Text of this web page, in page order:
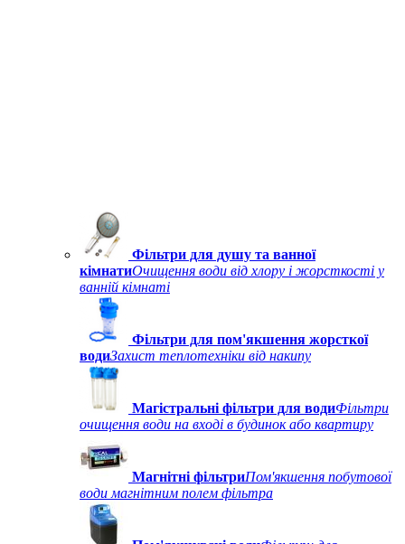
Фільтри для душу та ванної
кімнатиОчищення води від хлору і жорсткості у
ванній кімнаті
Фільтри для пом'якшення жорсткої
водиЗахист теплотехніки від накипу
Магістральні фільтри для водиФільтри
очищення води на вході в будинок або квартиру
Магнітні фільтриПом'якшення побутової
води магнітним полем фільтра